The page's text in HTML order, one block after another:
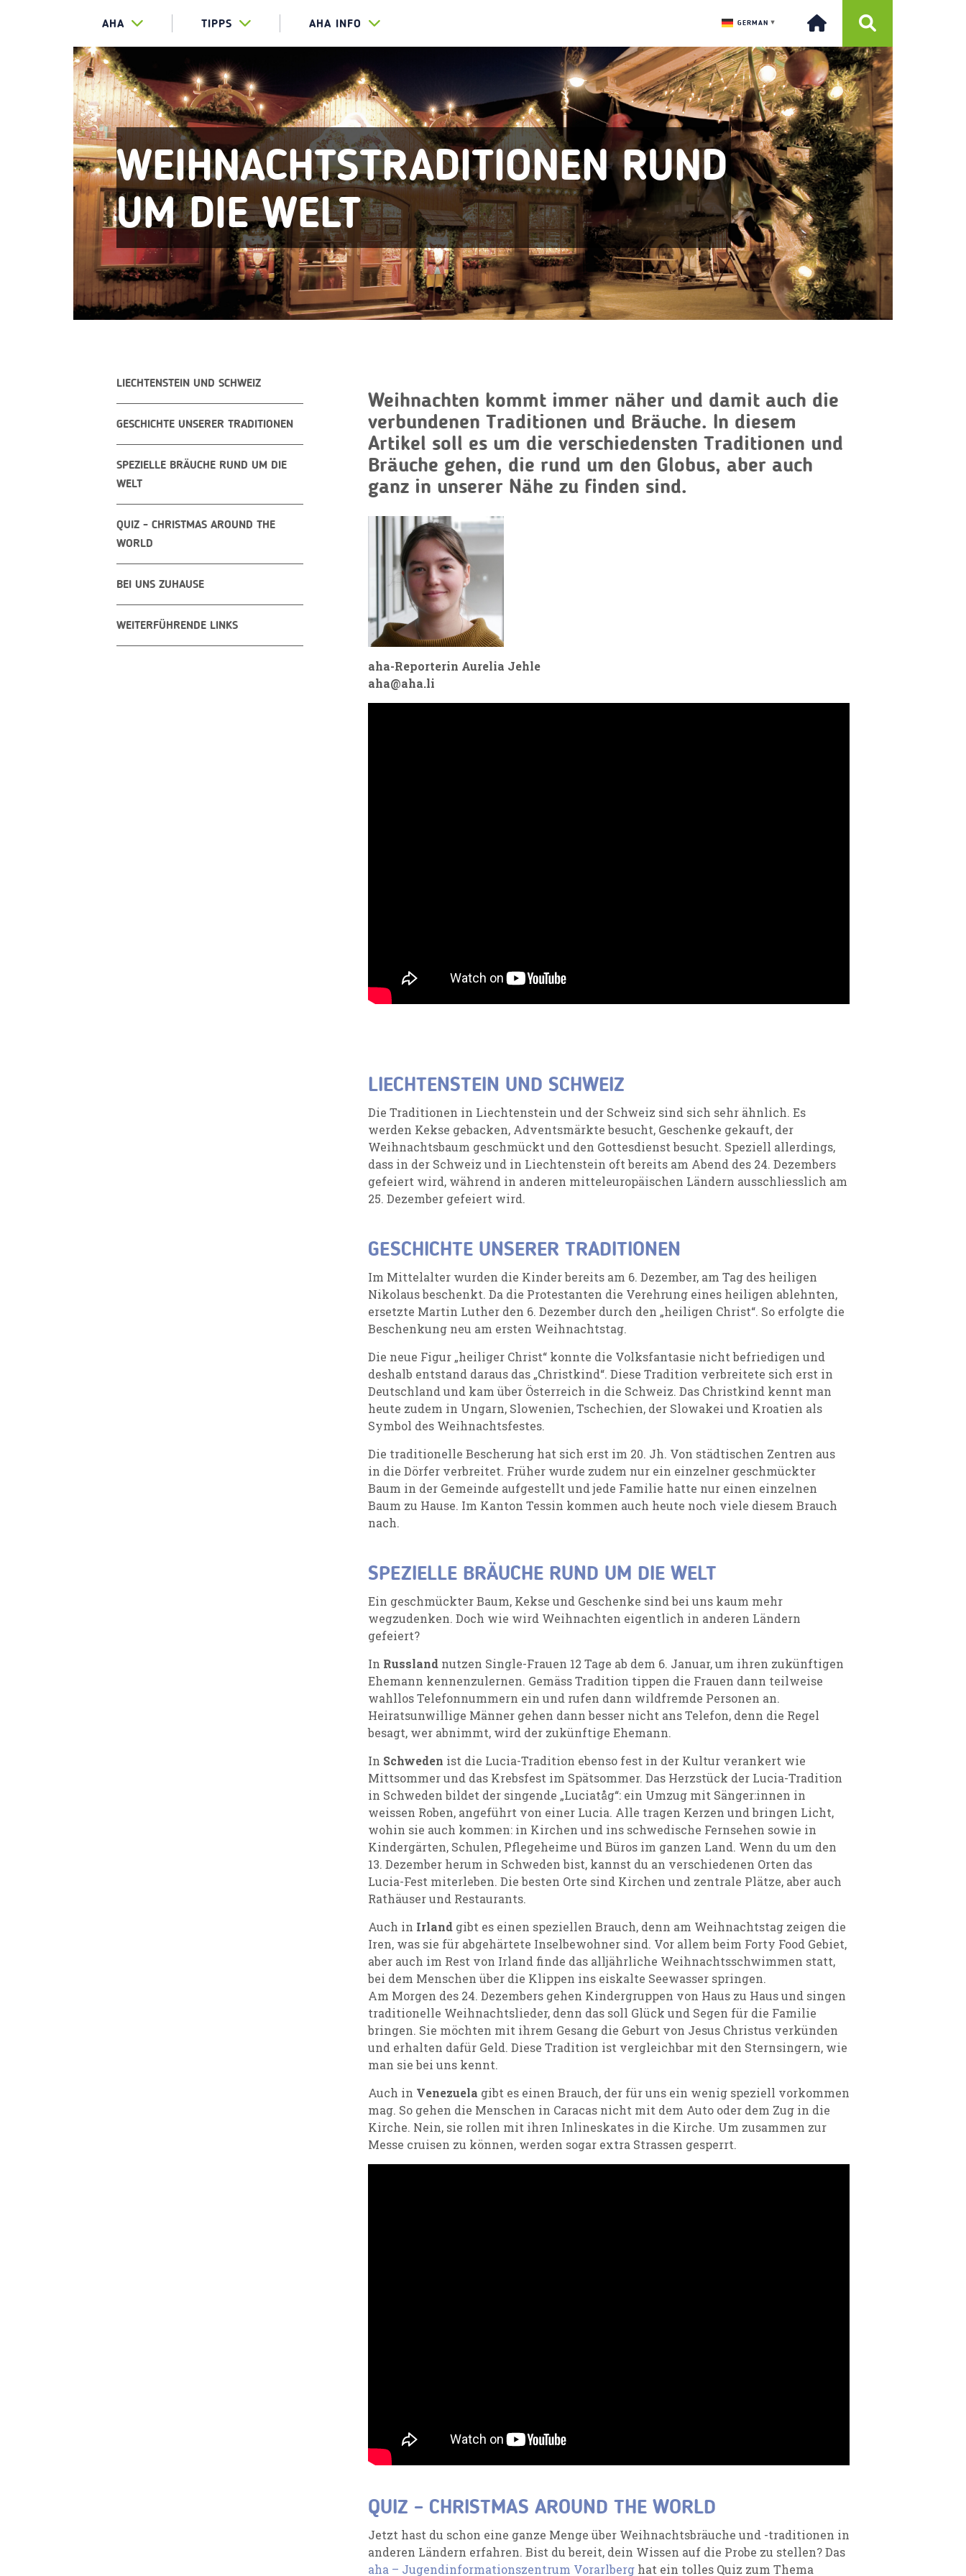
AHA TIPPS AHA INFO GERMAN ▼
WEIHNACHTSTRADITIONEN RUND
UM DIE WELT
LIECHTENSTEIN UND SCHWEIZ
GESCHICHTE UNSERER TRADITIONEN
SPEZIELLE BRÄUCHE RUND UM DIE
WELT
QUIZ - CHRISTMAS AROUND THE
WORLD
BEI UNS ZUHAUSE
WEITERFÜHRENDE LINKS
Weihnachten kommt immer näher und damit auch die
verbundenen Traditionen und Bräuche. In diesem
Artikel soll es um die verschiedensten Traditionen und
Bräuche gehen, die rund um den Globus, aber auch
ganz in unserer Nähe zu finden sind.
aha-Reporterin Aurelia Jehle
aha@aha.li
LIECHTENSTEIN UND SCHWEIZ
Die Traditionen in Liechtenstein und der Schweiz sind sich sehr ähnlich. Es
werden Kekse gebacken, Adventsmärkte besucht, Geschenke gekauft, der
Weihnachtsbaum geschmückt und den Gottesdienst besucht. Speziell allerdings,
dass in der Schweiz und in Liechtenstein oft bereits am Abend des 24. Dezembers
gefeiert wird, während in anderen mitteleuropäischen Ländern ausschliesslich am
25. Dezember gefeiert wird.
GESCHICHTE UNSERER TRADITIONEN
Im Mittelalter wurden die Kinder bereits am 6. Dezember, am Tag des heiligen
Nikolaus beschenkt. Da die Protestanten die Verehrung eines heiligen ablehnten,
ersetzte Martin Luther den 6. Dezember durch den „heiligen Christ“. So erfolgte die
Beschenkung neu am ersten Weihnachtstag.
Die neue Figur „heiliger Christ“ konnte die Volksfantasie nicht befriedigen und
deshalb entstand daraus das „Christkind“. Diese Tradition verbreitete sich erst in
Deutschland und kam über Österreich in die Schweiz. Das Christkind kennt man
heute zudem in Ungarn, Slowenien, Tschechien, der Slowakei und Kroatien als
Symbol des Weihnachtsfestes.
Die traditionelle Bescherung hat sich erst im 20. Jh. Von städtischen Zentren aus
in die Dörfer verbreitet. Früher wurde zudem nur ein einzelner geschmückter
Baum in der Gemeinde aufgestellt und jede Familie hatte nur einen einzelnen
Baum zu Hause. Im Kanton Tessin kommen auch heute noch viele diesem Brauch
nach.
SPEZIELLE BRÄUCHE RUND UM DIE WELT
Ein geschmückter Baum, Kekse und Geschenke sind bei uns kaum mehr
wegzudenken. Doch wie wird Weihnachten eigentlich in anderen Ländern
gefeiert?
In Russland nutzen Single-Frauen 12 Tage ab dem 6. Januar, um ihren zukünftigen
Ehemann kennenzulernen. Gemäss Tradition tippen die Frauen dann teilweise
wahllos Telefonnummern ein und rufen dann wildfremde Personen an.
Heiratsunwillige Männer gehen dann besser nicht ans Telefon, denn die Regel
besagt, wer abnimmt, wird der zukünftige Ehemann.
In Schweden ist die Lucia-Tradition ebenso fest in der Kultur verankert wie
Mittsommer und das Krebsfest im Spätsommer. Das Herzstück der Lucia-Tradition
in Schweden bildet der singende „Luciatåg“: ein Umzug mit Sänger:innen in
weissen Roben, angeführt von einer Lucia. Alle tragen Kerzen und bringen Licht,
wohin sie auch kommen: in Kirchen und ins schwedische Fernsehen sowie in
Kindergärten, Schulen, Pflegeheime und Büros im ganzen Land. Wenn du um den
13. Dezember herum in Schweden bist, kannst du an verschiedenen Orten das
Lucia-Fest miterleben. Die besten Orte sind Kirchen und zentrale Plätze, aber auch
Rathäuser und Restaurants.
Auch in Irland gibt es einen speziellen Brauch, denn am Weihnachtstag zeigen die
Iren, was sie für abgehärtete Inselbewohner sind. Vor allem beim Forty Food Gebiet,
aber auch im Rest von Irland finde das alljährliche Weihnachtsschwimmen statt,
bei dem Menschen über die Klippen ins eiskalte Seewasser springen.
Am Morgen des 24. Dezembers gehen Kindergruppen von Haus zu Haus und singen
traditionelle Weihnachtslieder, denn das soll Glück und Segen für die Familie
bringen. Sie möchten mit ihrem Gesang die Geburt von Jesus Christus verkünden
und erhalten dafür Geld. Diese Tradition ist vergleichbar mit den Sternsingern, wie
man sie bei uns kennt.
Auch in Venezuela gibt es einen Brauch, der für uns ein wenig speziell vorkommen
mag. So gehen die Menschen in Caracas nicht mit dem Auto oder dem Zug in die
Kirche. Nein, sie rollen mit ihren Inlineskates in die Kirche. Um zusammen zur
Messe cruisen zu können, werden sogar extra Strassen gesperrt.
QUIZ – CHRISTMAS AROUND THE WORLD
Jetzt hast du schon eine ganze Menge über Weihnachtsbräuche und -traditionen in
anderen Ländern erfahren. Bist du bereit, dein Wissen auf die Probe zu stellen? Das
aha – Jugendinformationszentrum Vorarlberg hat ein tolles Quiz zum Thema